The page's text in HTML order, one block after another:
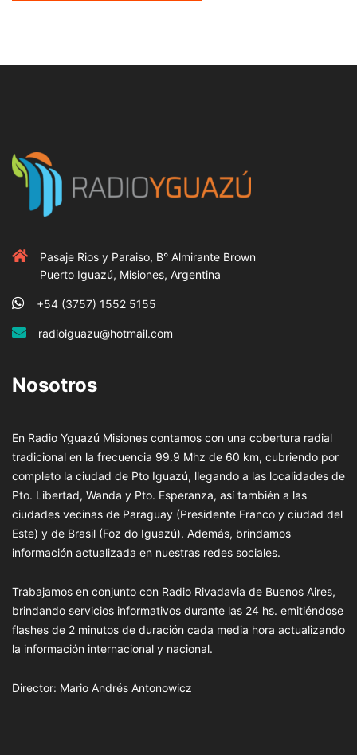
Pasaje Rios y Paraiso, B° Almirante Brown
Puerto Iguazú, Misiones, Argentina
+54 (3757) 1552 5155
radioiguazu@hotmail.com
Nosotros
En Radio Yguazú Misiones contamos con una cobertura radial
tradicional en la frecuencia 99.9 Mhz de 60 km, cubriendo por
completo la ciudad de Pto Iguazú, llegando a las localidades de
Pto. Libertad, Wanda y Pto. Esperanza, así también a las
ciudades vecinas de Paraguay (Presidente Franco y ciudad del
Este) y de Brasil (Foz do Iguazú). Además, brindamos
información actualizada en nuestras redes sociales.
Trabajamos en conjunto con Radio Rivadavia de Buenos Aires,
brindando servicios informativos durante las 24 hs. emitiéndose
flashes de 2 minutos de duración cada media hora actualizando
la información internacional y nacional.
Director: Mario Andrés Antonowicz